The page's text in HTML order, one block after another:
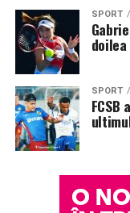
SPORT
SPORT